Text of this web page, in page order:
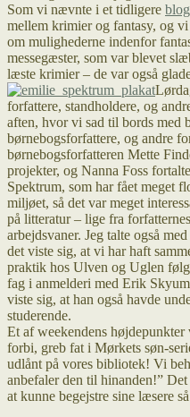
Som vi nævnte i et tidligere
mellem krimier og fantasy, og
om mulighederne indenfor
messegæster, som var blevet
læste krimier – de var også
forfattere, standholdere, og
aften, hvor vi sad til bords med
børnebogsforfattere, og andre
børnebogsforfatteren Mette
projekter, og Nanna Foss
Spektrum, som har fået meget
miljøet, så det var meget
på litteratur – lige fra
arbejdsvaner. Jeg talte også
det viste sig, at vi har haft
praktik hos Ulven og Uglen
fag i anmelderi med Erik
viste sig, at han også havde
studerende.
Et af weekendens
forbi, greb fat i Mørkets søn-
udlånt på vores bibliotek! Vi
anbefaler den til hinanden!”
at kunne begejstre sine læsere